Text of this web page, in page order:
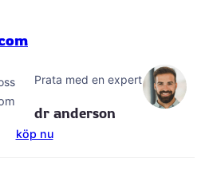
Prata med en expert
dr anderson
köp nu